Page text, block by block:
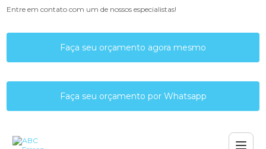
Entre em contato com um de nossos especialistas!
Faça seu orçamento agora mesmo
Faça seu orçamento por Whatsapp